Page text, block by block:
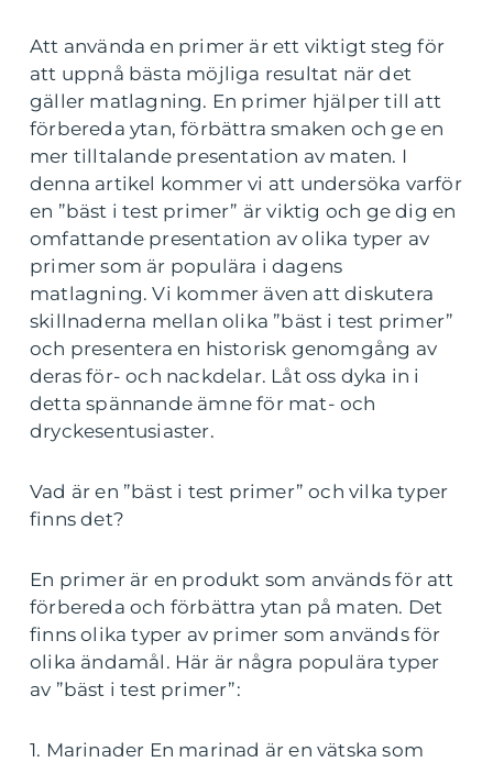
Att använda en primer är ett viktigt steg för
att uppnå bästa möjliga resultat när det
gäller matlagning. En primer hjälper till att
förbereda ytan, förbättra smaken och ge en
mer tilltalande presentation av maten. I
denna artikel kommer vi att undersöka varför
en ”bäst i test primer” är viktig och ge dig en
omfattande presentation av olika typer av
primer som är populära i dagens
matlagning. Vi kommer även att diskutera
skillnaderna mellan olika ”bäst i test primer”
och presentera en historisk genomgång av
deras för- och nackdelar. Låt oss dyka in i
detta spännande ämne för mat- och
dryckesentusiaster.
Vad är en ”bäst i test primer” och vilka typer
finns det?
En primer är en produkt som används för att
förbereda och förbättra ytan på maten. Det
finns olika typer av primer som används för
olika ändamål. Här är några populära typer
av ”bäst i test primer”:
1. Marinader En marinad är en vätska som